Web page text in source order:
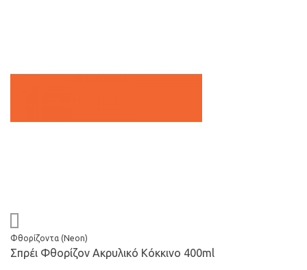
Φθορίζοντα (Neon)
Σπρέι Φθορίζον Ακρυλικό Κόκκινο 400ml